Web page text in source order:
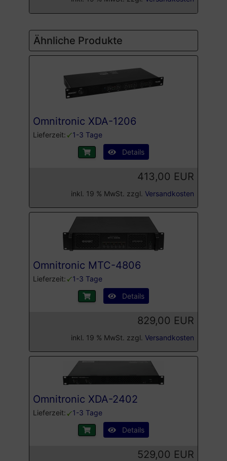
Ähnliche Produkte
Omnitronic XDA-1206
Lieferzeit:
1-3 Tage
Details
413,00 EUR
inkl. 19 % MwSt. zzgl.Versandkosten
Omnitronic MTC-4806
Lieferzeit:
1-3 Tage
Details
829,00 EUR
inkl. 19 % MwSt. zzgl.Versandkosten
Omnitronic XDA-2402
Lieferzeit:
1-3 Tage
Details
529,00 EUR